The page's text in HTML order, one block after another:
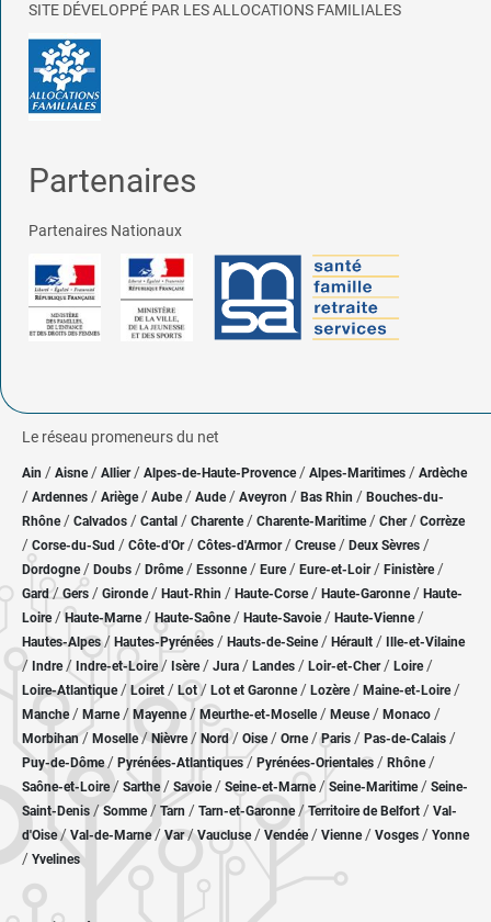
SITE DÉVELOPPÉ PAR LES ALLOCATIONS FAMILIALES
Partenaires
Partenaires Nationaux
Le réseau promeneurs du net
Ain / Aisne/ Allier/ Alpes-de-Haute-Provence / Alpes-Maritimes / Ardèche
/ Ardennes / Ariège/ Aube/ Aude / Aveyron / Bas Rhin / Bouches-du-
Rhône/ Calvados / Cantal / Charente / Charente-Maritime/ Cher / Corrèze
/ Corse-du-Sud / Côte-d'Or / Côtes-d'Armor/ Creuse/ Deux Sèvres /
Dordogne/ Doubs / Drôme/ Essonne / Eure/ Eure-et-Loir / Finistère/
Gard/Gers / Gironde/ Haut-Rhin / Haute-Corse/ Haute-Garonne/ Haute-
Loire/Haute-Marne/ Haute-Saône/ Haute-Savoie/ Haute-Vienne/
Hautes-Alpes/ Hautes-Pyrénées / Hauts-de-Seine/ Hérault / Ille-et-Vilaine
/ Indre/ Indre-et-Loire/ Isère/ Jura / Landes / Loir-et-Cher/ Loire/
Loire-Atlantique/ Loiret / Lot/ Lot et Garonne/ Lozère / Maine-et-Loire/
Manche/ Marne/ Mayenne/ Meurthe-et-Moselle/ Meuse/ Monaco /
Morbihan/ Moselle/ Nièvre / Nord/ Oise / Orne/Paris / Pas-de-Calais /
Puy-de-Dôme/ Pyrénées-Atlantiques / Pyrénées-Orientales / Rhône/
Saône-et-Loire/ Sarthe/ Savoie/ Seine-et-Marne/ Seine-Maritime/ Seine-
Saint-Denis /Somme/ Tarn / Tarn-et-Garonne/Territoire de Belfort / Val-
d'Oise/ Val-de-Marne/Var/Vaucluse/ Vendée/ Vienne/ Vosges / Yonne
/ Yvelines